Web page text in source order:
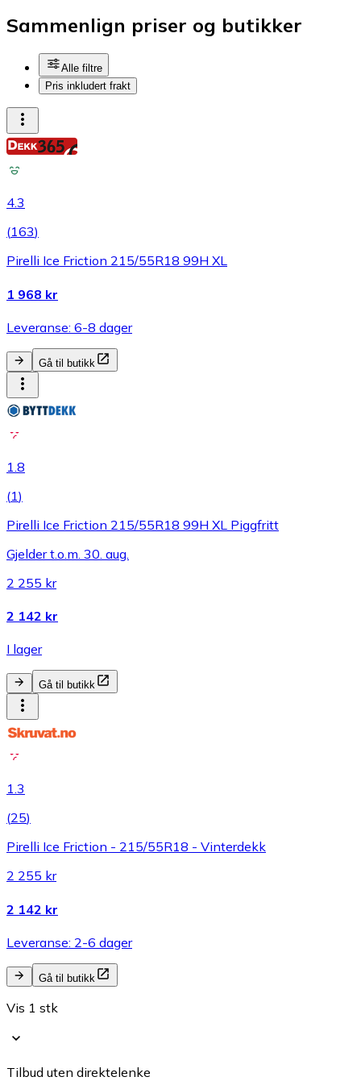
Sammenlign priser og butikker
Alle filtre
Pris inkludert frakt
4.3
(163)
Pirelli Ice Friction 215/55R18 99H XL
1 968 kr
Leveranse: 6-8 dager
Gå til butikk
1.8
(1)
Pirelli Ice Friction 215/55R18 99H XL Piggfritt
Gjelder t.o.m. 30. aug.
2 255 kr
2 142 kr
I lager
Gå til butikk
1.3
(25)
Pirelli Ice Friction - 215/55R18 - Vinterdekk
2 255 kr
2 142 kr
Leveranse: 2-6 dager
Gå til butikk
Vis 1 stk
Tilbud uten direktelenke